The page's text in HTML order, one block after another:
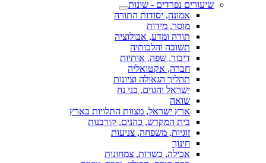
שיעורים נפרדים - שונות
אמונה, יסודות התורה
מוסר, מידות
תורה ומדע, אבולוציה
תשובה והלכותיה
דיבור, שפה, אותיות
חברה, אקטואליה
תהליך הגאולה וציונות
ישראל והגוים, בני נח
שואה
ארץ ישראל, מצוות התלויות בארץ
בית המקדש, כהנים, קורבנות
זוגיות, משפחה, צניעות
חינוך
אכילה, כשרות, צמחונות